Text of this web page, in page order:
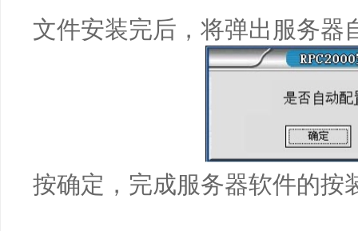
文件安装完后，将弹出服务器
按确定，完成服务器软件的按